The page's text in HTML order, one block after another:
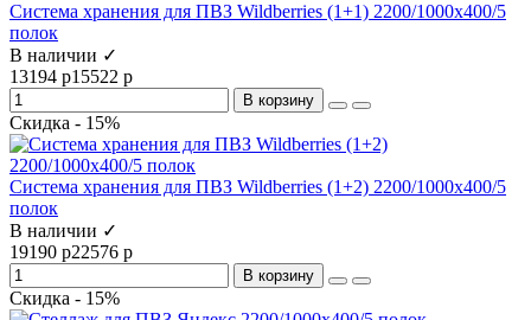
Система хранения для ПВЗ Wildberries (1+1) 2200/1000x400/5
полок
В наличии ✓
13194 р15522 р
В корзину
Скидка - 15%
Система хранения для ПВЗ Wildberries (1+2) 2200/1000x400/5
полок
В наличии ✓
19190 р22576 р
В корзину
Скидка - 15%